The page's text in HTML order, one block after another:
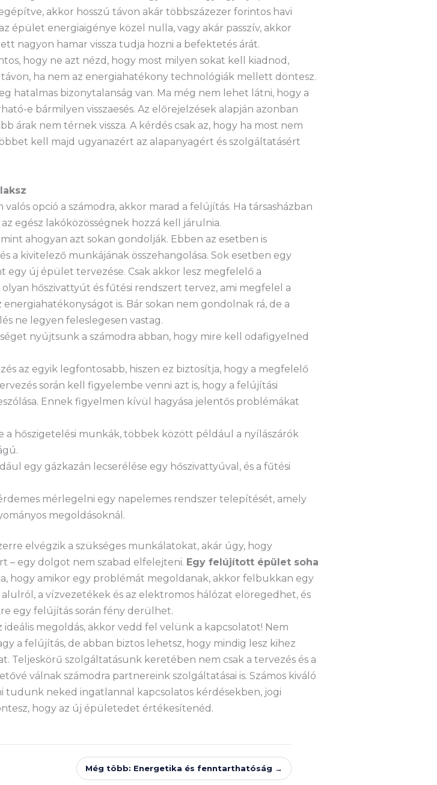
akkor hosszú távon akár többszázezer forintos havi
épület energiaigénye közel nulla, vagy akár passzív, akkor
nagyon hamar vissza tudja hozni a befektetés árát.
hogy ne azt nézd, hogy most milyen sokat kell kiadnod,
ha nem az energiahatékony technológiák mellett döntesz.
hatalmas bizonytalanság van. Ma még nem lehet látni, hogy a
e bármilyen visszaesés. Az előrejelzések alapján azonban
árak nem térnek vissza. A kérdés csak az, hogy ha most nem
kell majd ugyanazért az alapanyagért és szolgáltatásért
opció a számodra, akkor marad a felújítás. Ha társasházban
egész lakóközösségnek hozzá kell járulnia.
ahogyan azt sokan gondolják. Ebben az esetben is
a kivitelező munkájának összehangolása. Sok esetben egy
új épület tervezése. Csak akkor lesz megfelelő a
hőszivattyút és fűtési rendszert tervez, ami megfelel a
is. Bár sokan nem gondolnak rá, de a
ne legyen feleslegesen vastag.
nyújtsunk a számodra abban, hogy mire kell odafigyelned
az egyik legfontosabb, hiszen ez biztosítja, hogy a megfelelő
során kell figyelembe venni azt is, hogy a felújítási
Ennek figyelmen kívül hagyása jelentős problémákat
a hőszigetelési munkák, többek között például a nyílászárók
egy gázkazán lecserélése egy hőszivattyúval, és a fűtési
mérlegelni egy napelemes rendszer telepítését, amely
megoldásoknál.
elvégzik a szükséges munkálatokat, akár úgy, hogy
– egy dolgot nem szabad elfelejteni. Egy felújított épület soha
hogy amikor egy problémát megoldanak, akkor felbukkan egy
a vízvezetékek és az elektromos hálózat elöregedhet, és
egy felújítás során fény derülhet.
megoldás, akkor vedd fel velünk a kapcsolatot! Nem
a felújítás, de abban biztos lehetsz, hogy mindig lesz kihez
szolgáltatásunk keretében nem csak a tervezés és a
válnak számodra partnereink szolgáltatásai is. Számos kiváló
neked ingatlannal kapcsolatos kérdésekben, jogi
hogy az új épületedet értékesítenéd.
Még több: Energetika és fenntarthatóság →